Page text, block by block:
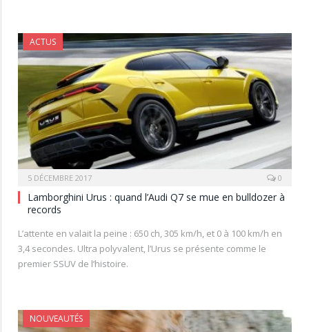
ACTUS
5 DÉCEMBRE 2017 0
Lamborghini Urus : quand l’Audi Q7 se mue en bulldozer à
records
L’attente en valait la peine : 650 ch, 305 km/h, et 0 à 100 km/h en
3,4 secondes. Ultra polyvalent, l’Urus se présente comme le
premier SSUV de l’histoire.
NOUVEAUTÉS